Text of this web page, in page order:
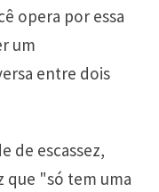
opera por essa
um
entre dois
de escassez,
que "só tem uma